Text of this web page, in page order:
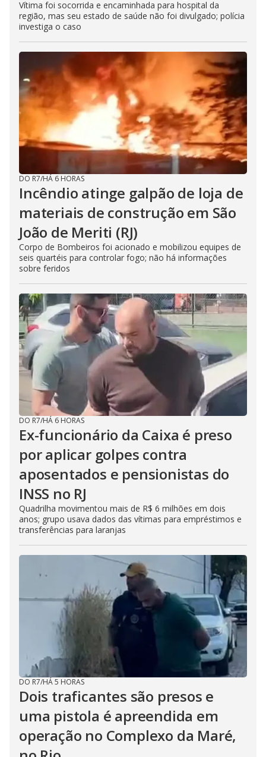
Vítima foi socorrida e encaminhada para hospital da
região, mas seu estado de saúde não foi divulgado; polícia
investiga o caso
DO R7/HÁ 6 HORAS
Incêndio atinge galpão de loja de
materiais de construção em São
João de Meriti (RJ)
Corpo de Bombeiros foi acionado e mobilizou equipes de
seis quartéis para controlar fogo; não há informações
sobre feridos
DO R7/HÁ 6 HORAS
Ex-funcionário da Caixa é preso
por aplicar golpes contra
aposentados e pensionistas do
INSS no RJ
Quadrilha movimentou mais de R$ 6 milhões em dois
anos; grupo usava dados das vítimas para empréstimos e
transferências para laranjas
DO R7/HÁ 5 HORAS
Dois traficantes são presos e
uma pistola é apreendida em
operação no Complexo da Maré,